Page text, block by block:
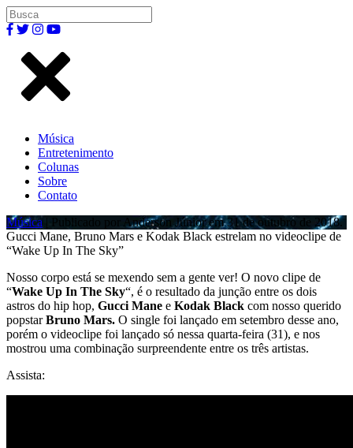
Música
Entretenimento
Colunas
Sobre
Contato
Música | Publicado por Anderson Júnior em 31 de outubro de 2018.
Gucci Mane, Bruno Mars e Kodak Black estrelam no videoclipe de
“Wake Up In The Sky”
Nosso corpo está se mexendo sem a gente ver! O novo clipe de
“Wake Up In The Sky“, é o resultado da junção entre os dois
astros do hip hop, Gucci Mane e Kodak Black com nosso querido
popstarBruno Mars. O single foi lançado em setembro desse ano,
porém o videoclipe foi lançado só nessa quarta-feira (31), e nos
mostrou uma combinação surpreendente entre os três artistas.
Assista: